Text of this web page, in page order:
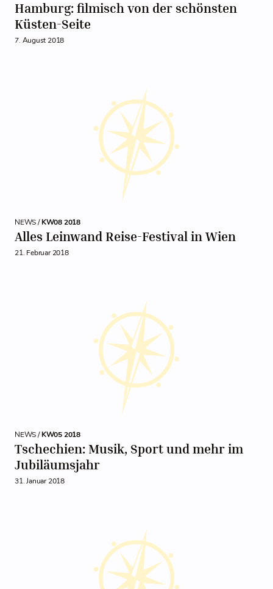
Hamburg: filmisch von der schönsten
Küsten-Seite
7. August 2018
NEWS /KW08 2018
Alles Leinwand Reise-Festival in Wien
21. Februar 2018
NEWS /KW05 2018
Tschechien: Musik, Sport und mehr im
Jubiläumsjahr
31. Januar 2018